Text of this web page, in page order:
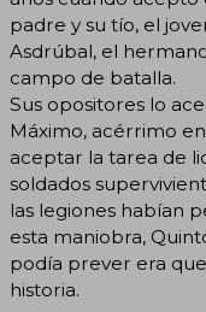
padre y su tío, el
Asdrúbal, el
campo de batalla.
Sus opositores lo
Máximo, acérrimo
aceptar la tarea de
soldados
las legiones habían
esta maniobra,
podía prever era
historia.